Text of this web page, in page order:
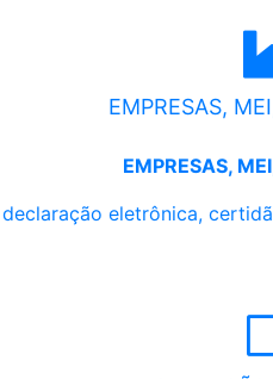
EMPRESAS,
EMPRESAS,
eletrônica,